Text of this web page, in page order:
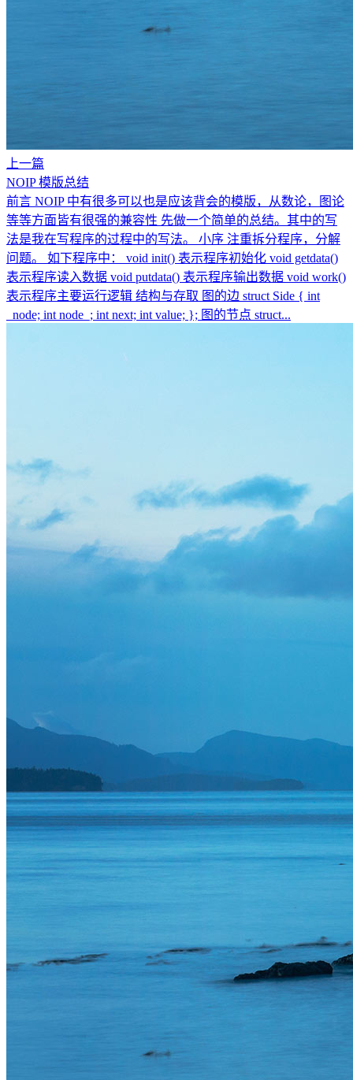
上一篇
NOIP 模版总结
前言 NOIP 中有很多可以也是应该背会的模版，从数论，图论
等等方面皆有很强的兼容性 先做一个简单的总结。其中的写
法是我在写程序的过程中的写法。 小序 注重拆分程序，分解
问题。 如下程序中： void init() 表示程序初始化 void getdata()
表示程序读入数据 void putdata() 表示程序输出数据 void work()
表示程序主要运行逻辑 结构与存取 图的边 struct Side { int
_node; int node_; int next; int value; }; 图的节点 struct...